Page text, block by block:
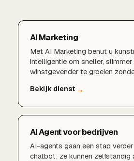
AI Marketing
Met AI Marketing benut u
intelligentie om sneller, slimmer
winstgevender te groeien
marketingstrategieSlimme
marketingbudget
AI Agent voor bedrijven
AI-agents gaan een stap verder
chatbot: ze kunnen zelfstandig